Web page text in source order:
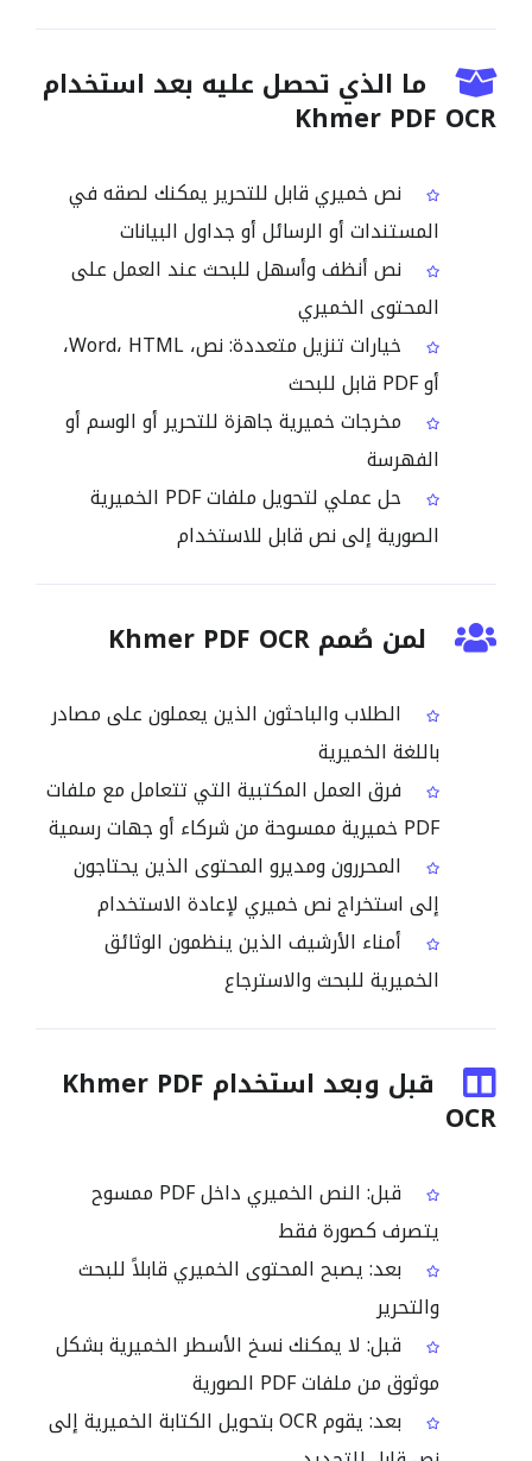
ما الذي تحصل عليه بعد استخدام
Khmer PDF OCR
نص خميري قابل للتحرير يمكنك لصقه في
المستندات أو الرسائل أو جداول البيانات
نص أنظف وأسهل للبحث عند العمل على
المحتوى الخميري
خيارات تنزيل متعددة: نص، Word، HTML،
أو PDF قابل للبحث
مخرجات خميرية جاهزة للتحرير أو الوسم أو
الفهرسة
حل عملي لتحويل ملفات PDF الخميرية
الصورية إلى نص قابل للاستخدام
لمن صُمم Khmer PDF OCR
الطلاب والباحثون الذين يعملون على مصادر
باللغة الخميرية
فرق العمل المكتبية التي تتعامل مع ملفات
PDF خميرية ممسوحة من شركاء أو جهات رسمية
المحررون ومديرو المحتوى الذين يحتاجون
إلى استخراج نص خميري لإعادة الاستخدام
أمناء الأرشيف الذين ينظمون الوثائق
الخميرية للبحث والاسترجاع
قبل وبعد استخدام Khmer PDF
OCR
قبل: النص الخميري داخل PDF ممسوح
يتصرف كصورة فقط
بعد: يصبح المحتوى الخميري قابلاً للبحث
والتحرير
قبل: لا يمكنك نسخ الأسطر الخميرية بشكل
موثوق من ملفات PDF الصورية
بعد: يقوم OCR بتحويل الكتابة الخميرية إلى